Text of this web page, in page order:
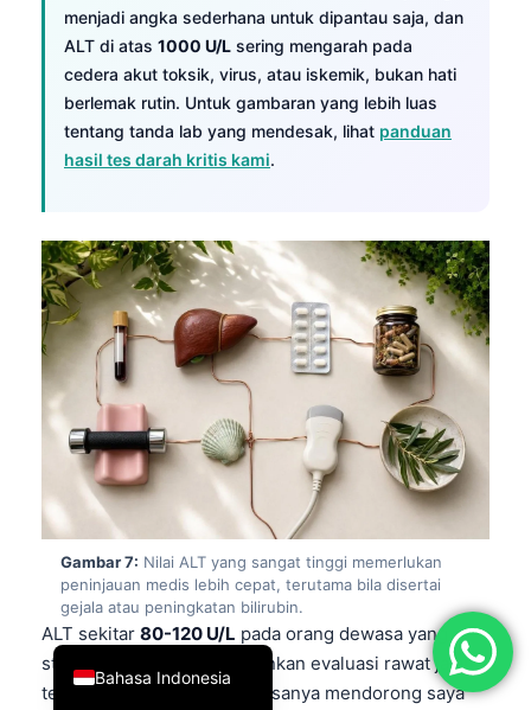
menjadi angka sederhana untuk dipantau saja, dan
ALT di atas 1000 U/L sering mengarah pada
cedera akut toksik, virus, atau iskemik, bukan hati
berlemak rutin. Untuk gambaran yang lebih luas
tentang tanda lab yang mendesak, lihat panduan
hasil tes darah kritis kami.
Gambar 7: Nilai ALT yang sangat tinggi memerlukan
peninjauan medis lebih cepat, terutama bila disertai
gejala atau peningkatan bilirubin.
ALT sekitar 80-120 U/L pada orang dewasa yang
stabil umumnya memungkinkan evaluasi rawat jalan,
tetapi ALT 200-300 U/L biasanya mendorong saya
Bahasa Indonesia
English
Deutsch
العربية
Français
עִבְרִית
Italiano
Español
Português
Ελληνικά
Türkçe
Română
فارسی
Български
Nederlands
हिन्दी